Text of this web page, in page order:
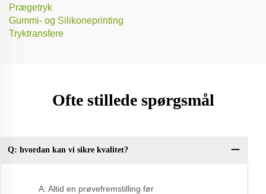
Prægetryk
Gummi- og Silikoneprinting
Tryktransfere
Ofte stillede spørgsmål
Q: hvordan kan vi sikre kvalitet?
A: Altid en prøvefremstilling før